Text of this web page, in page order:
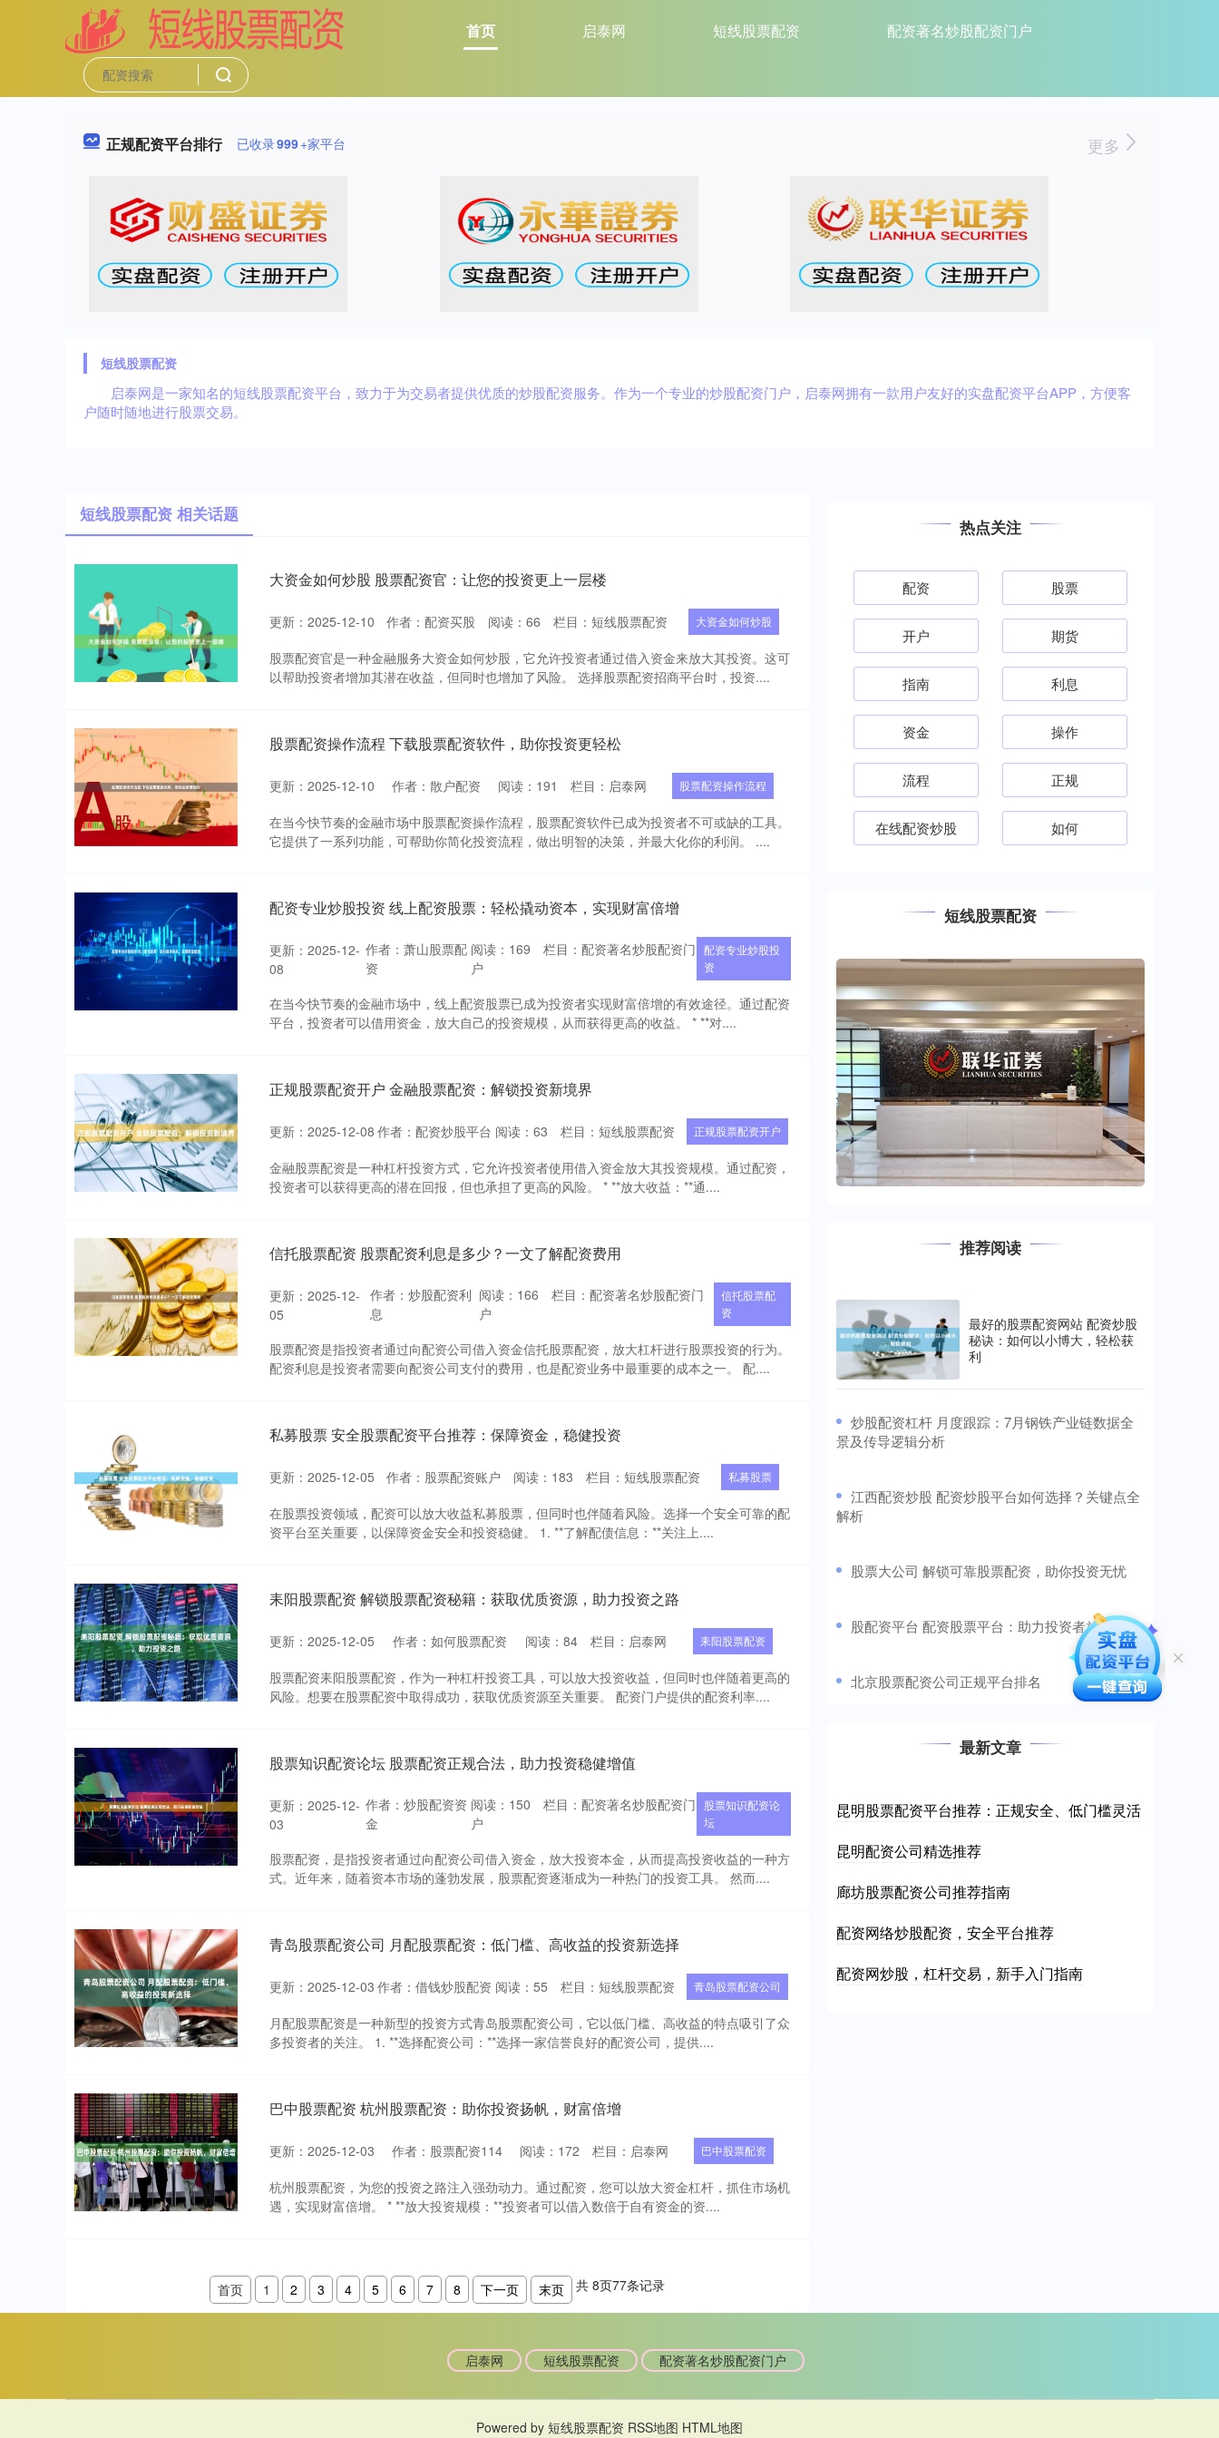
首页 启泰网 短线股票配资 配资著名炒股配资门户
正规配资平台排行 已收录999+家平台 更多
短线股票配资
启泰网是一家知名的短线股票配资平台，致力于为交易者提供优质的炒股配资服务。作为一个专业的炒股配资门户，启泰网拥有一款用户友好的实盘配资平台APP，方便客
户随时随地进行股票交易。
短线股票配资 相关话题
大资金如何炒股 股票配资官：让您的投资更上一层楼
更新：2025-12-10 作者：配资买股 阅读： 66 栏目： 短线股票配资 大资金如何炒股
股票配资官是一种金融服务大资金如何炒股，它允许投资者通过借入资金来放大其投资。这可
以帮助投资者增加其潜在收益，但同时也增加了风险。 选择股票配资招商平台时，投资....
股票配资操作流程 下载股票配资软件，助你投资更轻松
更新：2025-12-10 作者：散户配资 阅读： 191 栏目： 启泰网 股票配资操作流程
在当今快节奏的金融市场中股票配资操作流程，股票配资软件已成为投资者不可或缺的工具。
它提供了一系列功能，可帮助你简化投资流程，做出明智的决策，并最大化你的利润。 ....
配资专业炒股投资 线上配资股票：轻松撬动资本，实现财富倍增
更新：2025-12-
08
作者：萧山股票配
资
阅读： 169 栏目： 配资著名炒股配资门
户
配资专业炒股投
资
在当今快节奏的金融市场中，线上配资股票已成为投资者实现财富倍增的有效途径。通过配资
平台，投资者可以借用资金，放大自己的投资规模，从而获得更高的收益。 * **对....
正规股票配资开户 金融股票配资：解锁投资新境界
更新：2025-12-08 作者：配资炒股平台 阅读： 63 栏目： 短线股票配资 正规股票配资开户
金融股票配资是一种杠杆投资方式，它允许投资者使用借入资金放大其投资规模。通过配资，
投资者可以获得更高的潜在回报，但也承担了更高的风险。 * **放大收益：**通....
信托股票配资 股票配资利息是多少？一文了解配资费用
更新：2025-12-
05
作者：炒股配资利
息
阅读： 166 栏目： 配资著名炒股配资门
户
信托股票配
资
股票配资是指投资者通过向配资公司借入资金信托股票配资，放大杠杆进行股票投资的行为。
配资利息是投资者需要向配资公司支付的费用，也是配资业务中最重要的成本之一。 配....
私募股票 安全股票配资平台推荐：保障资金，稳健投资
更新：2025-12-05 作者：股票配资账户 阅读： 183 栏目： 短线股票配资 私募股票
在股票投资领域，配资可以放大收益私募股票，但同时也伴随着风险。选择一个安全可靠的配
资平台至关重要，以保障资金安全和投资稳健。 1. **了解配债信息：**关注上....
耒阳股票配资 解锁股票配资秘籍：获取优质资源，助力投资之路
更新：2025-12-05 作者：如何股票配资 阅读： 84 栏目： 启泰网 耒阳股票配资
股票配资耒阳股票配资，作为一种杠杆投资工具，可以放大投资收益，但同时也伴随着更高的
风险。想要在股票配资中取得成功，获取优质资源至关重要。 配资门户提供的配资利率....
股票知识配资论坛 股票配资正规合法，助力投资稳健增值
更新：2025-12-
03
作者：炒股配资资
金
阅读： 150 栏目： 配资著名炒股配资门
户
股票知识配资论
坛
股票配资，是指投资者通过向配资公司借入资金，放大投资本金，从而提高投资收益的一种方
式。近年来，随着资本市场的蓬勃发展，股票配资逐渐成为一种热门的投资工具。 然而....
青岛股票配资公司 月配股票配资：低门槛、高收益的投资新选择
更新：2025-12-03 作者：借钱炒股配资 阅读： 55 栏目： 短线股票配资 青岛股票配资公司
月配股票配资是一种新型的投资方式青岛股票配资公司，它以低门槛、高收益的特点吸引了众
多投资者的关注。 1. **选择配资公司：**选择一家信誉良好的配资公司，提供....
巴中股票配资 杭州股票配资：助你投资扬帆，财富倍增
更新：2025-12-03 作者：股票配资114 阅读： 172 栏目： 启泰网 巴中股票配资
杭州股票配资，为您的投资之路注入强劲动力。通过配资，您可以放大资金杠杆，抓住市场机
遇，实现财富倍增。 * **放大投资规模：**投资者可以借入数倍于自有资金的资....
首页 1 2 3 4 5 6 7 8 下一页 末页 共 8页77条记录
热点关注
配资 股票
开户 期货
指南 利息
资金 操作
流程 正规
在线配资炒股 如何
短线股票配资
推荐阅读
最好的股票配资网站 配资炒股
秘诀：如何以小博大，轻松获
利
​炒股配资杠杆 月度跟踪：7月钢铁产业链数据全
景及传导逻辑分析
​江西配资炒股 配资炒股平台如何选择？关键点全
解析
​股票大公司 解锁可靠股票配资，助你投资无忧
​股配资平台 配资股票平台：助力投资者放大收益
​北京股票配资公司正规平台排名
最新文章
昆明股票配资平台推荐：正规安全、低门槛灵活
昆明配资公司精选推荐
廊坊股票配资公司推荐指南
配资网络炒股配资，安全平台推荐
配资网炒股，杠杆交易，新手入门指南
启泰网 短线股票配资 配资著名炒股配资门户
Powered by 短线股票配资 RSS地图 HTML地图